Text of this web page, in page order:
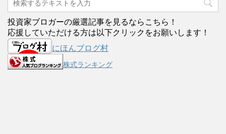
投資家ブロガーの厳選記事を見るならこちら！
応援していただける方は以下クリックをお願いします！
にほんブログ村
株式ランキング